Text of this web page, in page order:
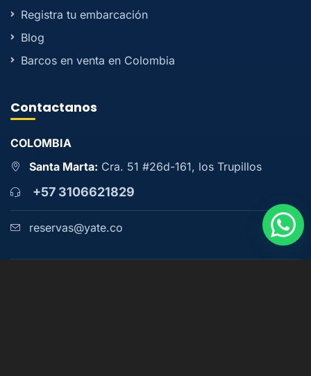
Registra tu embarcación
Blog
Barcos en venta en Colombia
Contactanos
COLOMBIA
Santa Marta: Cra. 51 #26d-161, los Trupillos
+57 3106621829
reservas@yate.co